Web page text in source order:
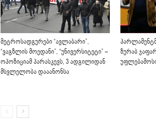
მეტროსადგურები “ავლაბარი”,
“ვაგზლის მოედანი”, “უნივერსიტეტი” –
ოპოზიციამ პარასკევს, 3 ადგილიდან
მსვლელობა დააანონსა
ზურაბ